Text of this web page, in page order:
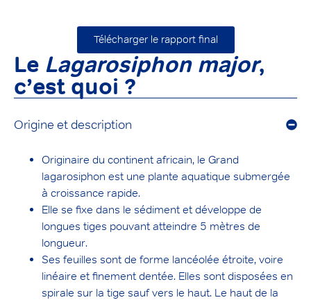
Télécharger le rapport final
Le Lagarosiphon major,
c’est quoi ?
Origine et description
Originaire du continent africain, le Grand
lagarosiphon est une plante aquatique submergée
à croissance rapide.
Elle se fixe dans le sédiment et développe de
longues tiges pouvant atteindre 5 mètres de
longueur.
Ses feuilles sont de forme lancéolée étroite, voire
linéaire et finement dentée. Elles sont disposées en
spirale sur la tige sauf vers le haut. Le haut de la